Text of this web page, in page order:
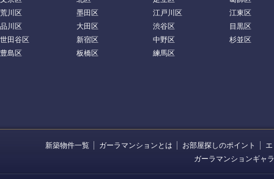
荒川区
墨田区 江戸川区
江東区
品川区
大田区 渋谷区
目黒区
世田谷区
新宿区 中野区
杉並区
豊島区
板橋区 練馬区
新築物件一覧 ガーラマンションとは お部屋探しのポイント
ガーラマンションギャ